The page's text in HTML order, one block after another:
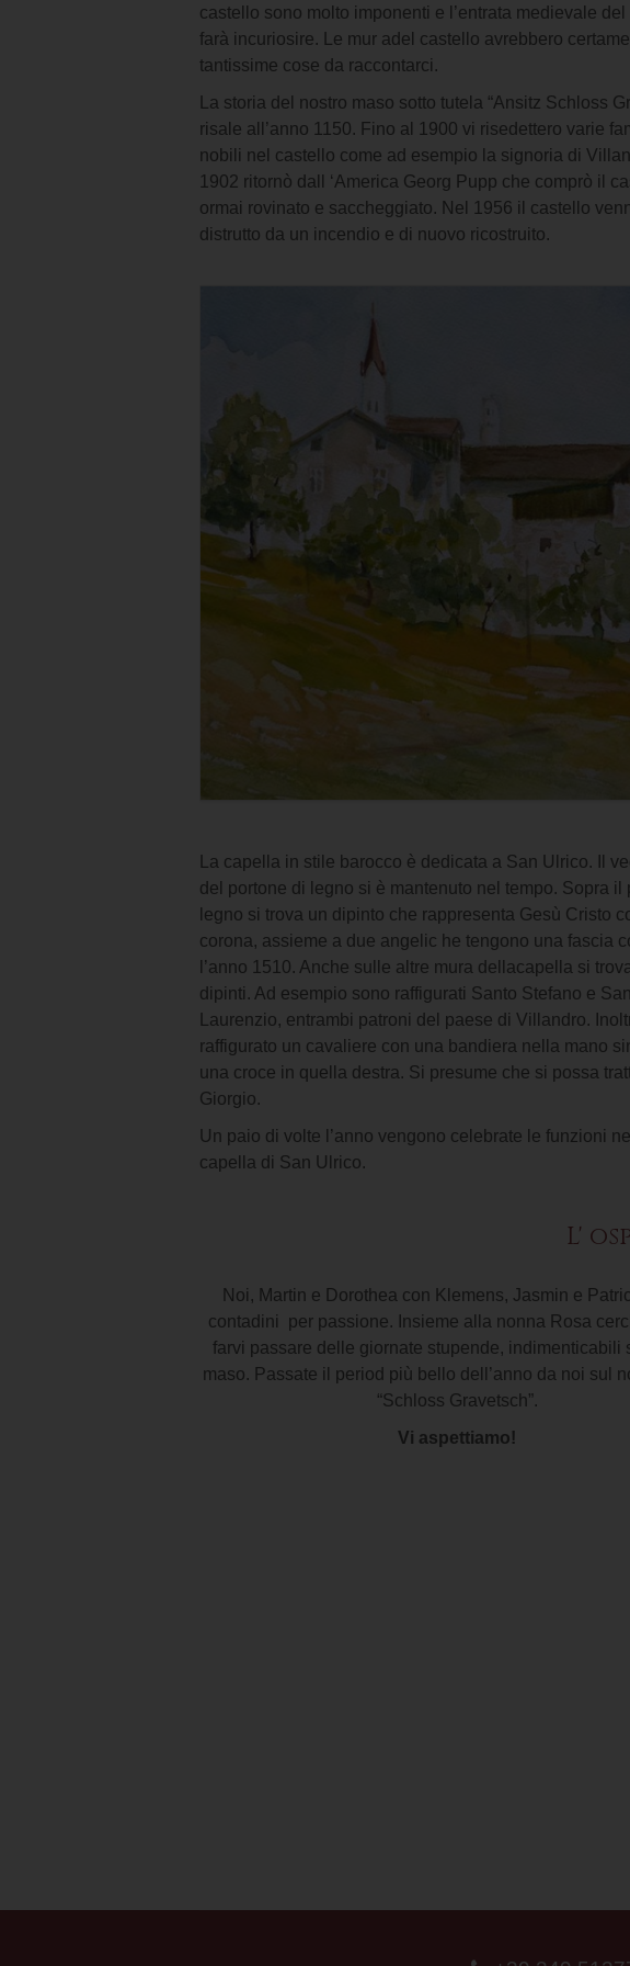
castello sono molto imponenti e l’entrata medievale del
farà incuriosire. Le mur adel castello avrebbero
tantissime cose da raccontarci.
La storia del nostro maso sotto tutela “Ansitz Schloss
risale all’anno 1150. Fino al 1900 vi risedettero varie
nobili nel castello come ad esempio la signoria di
1902 ritornò dall ‘America Georg Pupp che comprò il
ormai rovinato e saccheggiato. Nel 1956 il castello
distrutto da un incendio e di nuovo ricostruito.
La capella in stile barocco è dedicata a San Ulrico. Il
del portone di legno si è mantenuto nel tempo. Sopra il
legno si trova un dipinto che rappresenta Gesù Cristo
corona, assieme a due angelic he tengono una fascia
l’anno 1510. Anche sulle altre mura dellacapella si
dipinti. Ad esempio sono raffigurati Santo Stefano e San
Laurenzio, entrambi patroni del paese di Villandro.
raffigurato un cavaliere con una bandiera nella mano
una croce in quella destra. Si presume che si possa
Giorgio.
Un paio di volte l’anno vengono celebrate le funzioni
capella di San Ulrico.
L'
Noi, Martin e Dorothea con Klemens, Jasmin e
contadini per passione. Insieme alla nonna Rosa
farvi passare delle giornate stupende, indimenticabili
maso. Passate il period più bello dell’anno da noi sul
“Schloss Gravetsch”.
Vi aspettiamo!